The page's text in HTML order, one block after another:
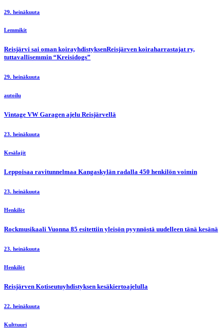
29. heinäkuuta
Lemmikit
Reisjärvi sai oman koirayhdistyksenReisjärven koiraharrastajat ry,
tuttavallisemmin “Kreisidogs”
29. heinäkuuta
autoilu
Vintage VW Garagen ajelu Reisjärvellä
23. heinäkuuta
Kesälajit
Leppoisaa ravitunnelmaa Kangaskylän radalla 450 henkilön voimin
23. heinäkuuta
Henkilöt
Rockmusikaali Vuonna 85 esitettiin yleisön pyynnöstä uudelleen tänä kesänä
23. heinäkuuta
Henkilöt
Reisjärven Kotiseutuyhdistyksen kesäkiertoajelulla
22. heinäkuuta
Kulttuuri